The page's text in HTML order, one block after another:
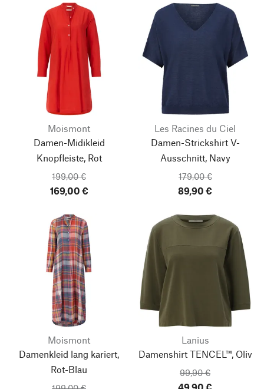
Moismont
Damen-Midikleid
Knopfleiste, Rot
199,00 €
169,00 €
Les Racines du Ciel
Damen-Strickshirt V-
Ausschnitt, Navy
179,00 €
89,90 €
Moismont
Damenkleid lang kariert,
Rot-Blau
Lanius
Damenshirt TENCEL™, Oliv
99,90 €